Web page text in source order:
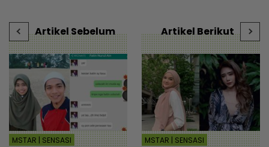
Artikel Sebelum
MSTAR | SENSASI
Artikel Berikut
MSTAR | SENSASI